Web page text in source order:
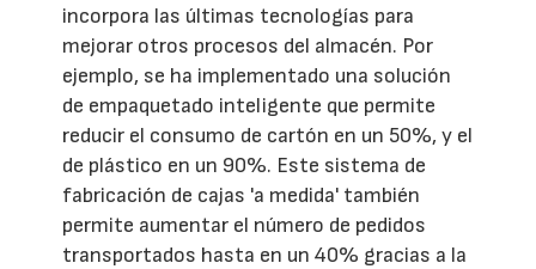
incorpora las últimas tecnologías para
mejorar otros procesos del almacén. Por
ejemplo, se ha implementado una solución
de empaquetado inteligente que permite
reducir el consumo de cartón en un 50%, y el
de plástico en un 90%. Este sistema de
fabricación de cajas 'a medida' también
permite aumentar el número de pedidos
transportados hasta en un 40% gracias a la